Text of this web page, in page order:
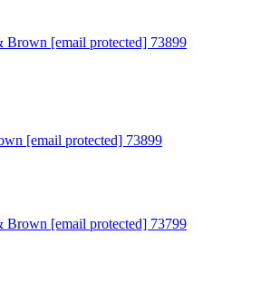
[email protected] 73899